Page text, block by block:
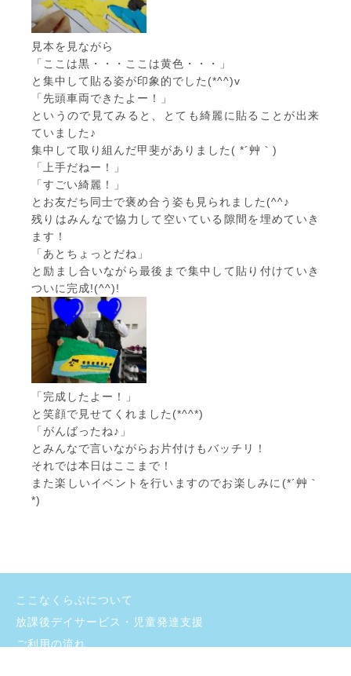
見本を見ながら
「ここは黒・・・ここは黄色・・・」
と集中して貼る姿が印象的でした(*^^)v
「先頭車両できたよー！」
というので見てみると、とても綺麗に貼ることが出来
ていました♪
集中して取り組んだ甲斐がありました( *´艸｀)
「上手だねー！」
「すごい綺麗！」
とお友だち同士で褒め合う姿も見られました(^^♪
残りはみんなで協力して空いている隙間を埋めていき
ます！
「あとちょっとだね」
と励まし合いながら最後まで集中して貼り付けていき
ついに完成!(^^)!
「完成したよー！」
と笑顔で見せてくれました(*^^*)
「がんばったね♪」
とみんなで言いながらお片付けもバッチリ！
それでは本日はここまで！
また楽しいイベントを行いますのでお楽しみに(*´艸｀
*)
ここなくらぶについて
放課後デイサービス・児童発達支援
ご利用の流れ